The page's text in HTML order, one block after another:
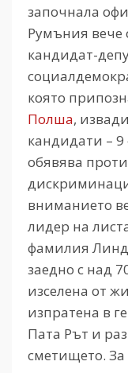
започнала
Румъния вече
кандидат-
която
Полша,
кандидати –
обявява
вниманието
лидер на
фамилия
заедно с над
изселена от
изпратена в
Пата Рът и
сметището.